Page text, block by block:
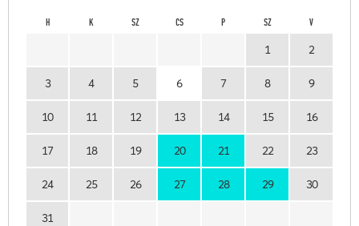
H K SZ CS P SZ V
1 2
3 4 5 6 7 8 9
10 11 12 13 14 15 16
17 18 19 20 21 22 23
24 25 26 27 28 29 30
31